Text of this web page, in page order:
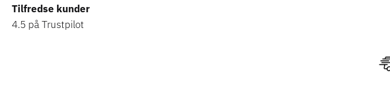
Tilfredse kunder
4.5 på Trustpilot